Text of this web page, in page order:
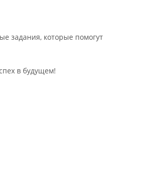
задания, которые помогут
в будущем!